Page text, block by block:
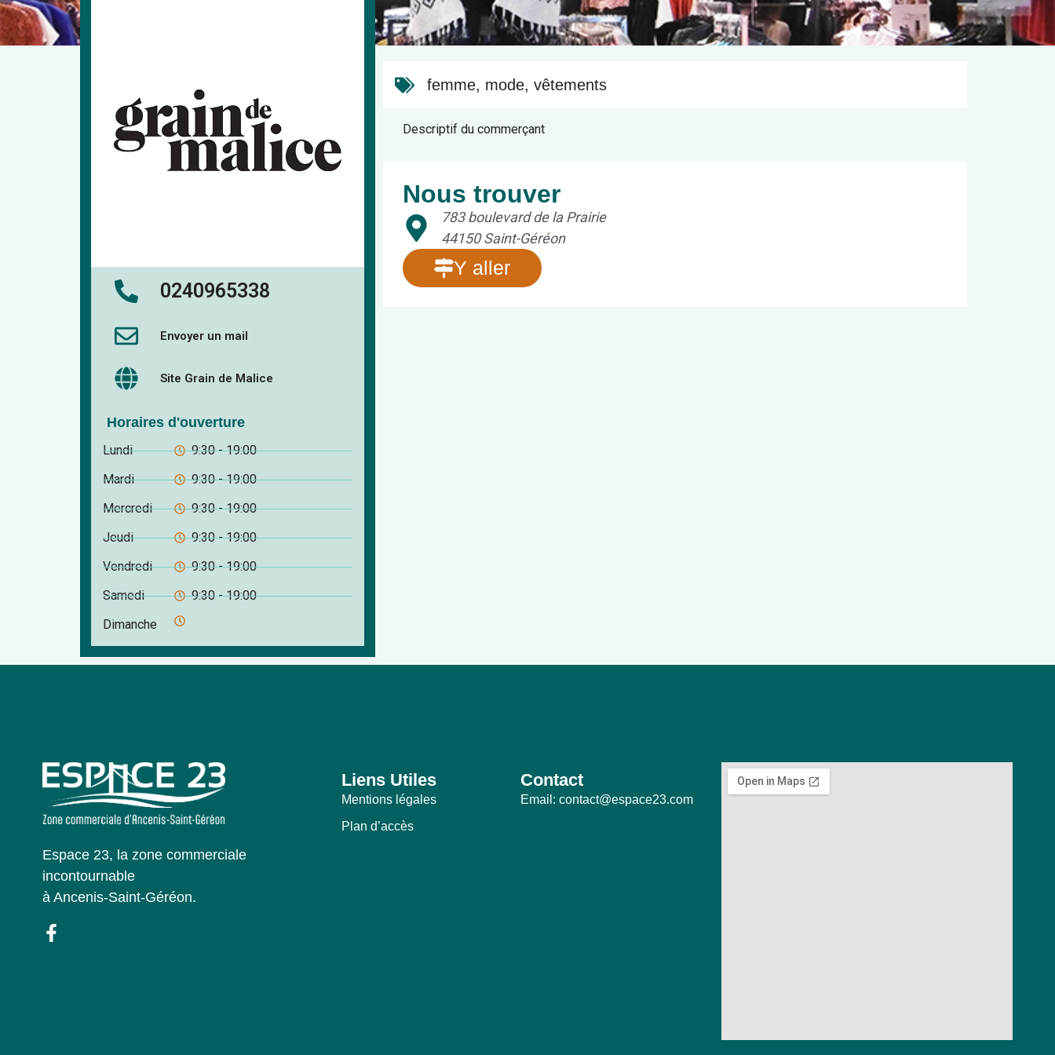
0240965338
Envoyer un mail
Site Grain de Malice
Horaires d'ouverture
Lundi
Mardi
Mercredi
Jeudi
Vendredi
Samedi
Dimanche
9:30 - 19:00
9:30 - 19:00
9:30 - 19:00
9:30 - 19:00
9:30 - 19:00
9:30 - 19:00
femme, mode,vêtements
Descriptif du commerçant
Nous trouver
783 boulevard de la Prairie
44150 Saint-Géréon
Y aller
Espace 23, la zone commerciale
incontournable
à Ancenis-Saint-Géréon.
Liens Utiles
Mentions légales
Plan d’accès
Contact
Email: contact@espace23.com